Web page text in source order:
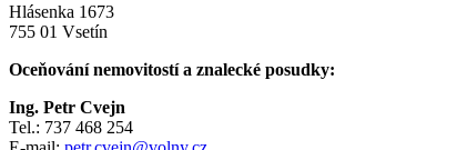
Hlásenka 1673
755 01 Vsetín
Oceňování nemovitostí a znalecké posudky:
Ing. Petr Cvejn
Tel.: 737 468 254